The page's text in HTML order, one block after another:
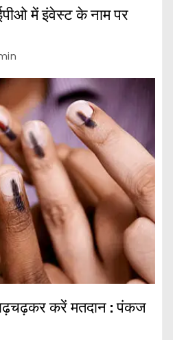
में इंवेस्ट के नाम पर
करें मतदान : पंकज